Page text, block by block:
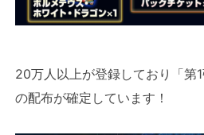
20万人以上が登録しており「第
の配布が確定しています！